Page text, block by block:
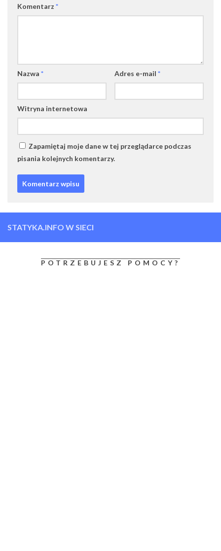
Komentarz *
Nazwa * Adres e-mail *
Witryna internetowa
Zapamiętaj moje dane w tej przeglądarce podczas
pisania kolejnych komentarzy.
STATYKA.INFO W SIECI
POTRZEBUJESZ POMOCY?